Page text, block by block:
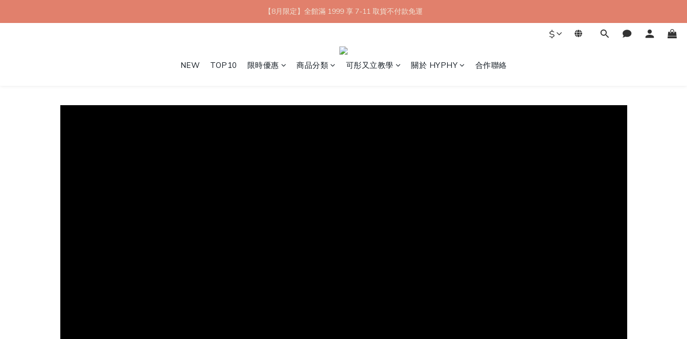
【8月限定】全館滿 1999 享 7-11 取貨不付款免運
【8月限定】全館滿 1999 享 7-11 取貨不付款免運
新會員首購 7-11 店到店免運 點我成為HYPHY Girl
$
NEW TOP10 限時優惠 商品分類 可彤又立教學 關於 HYPHY 合作聯絡